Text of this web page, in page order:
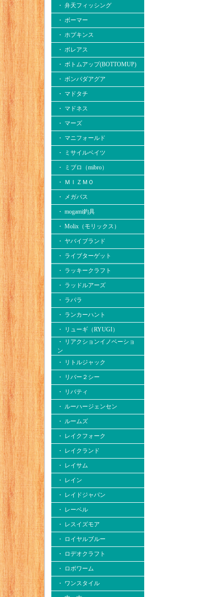
・ 弁天フィッシング
・ ボーマー
・ ホプキンス
・ ボレアス
・ ボトムアップ(BOTTOMUP)
・ ボンバダアグア
・ マドタチ
・ マドネス
・ マーズ
・ マニフォールド
・ ミサイルベイツ
・ ミブロ（mibro）
・ ＭＩＺＭＯ
・ メガバス
・ mogami釣具
・ Molix（モリックス）
・ ヤバイブランド
・ ライブターゲット
・ ラッキークラフト
・ ラッドルアーズ
・ ラパラ
・ ランカーハント
・ リューギ（RYUGI）
・ リアクションイノベーショ
ン
・ リトルジャック
・ リバー２シー
・ リバティ
・ ルーハージェンセン
・ ルームズ
・ レイクフォーク
・ レイクランド
・ レイサム
・ レイン
・ レイドジャパン
・ レーベル
・ レスイズモア
・ ロイヤルブルー
・ ロデオクラフト
・ ロボワーム
・ ワンスタイル